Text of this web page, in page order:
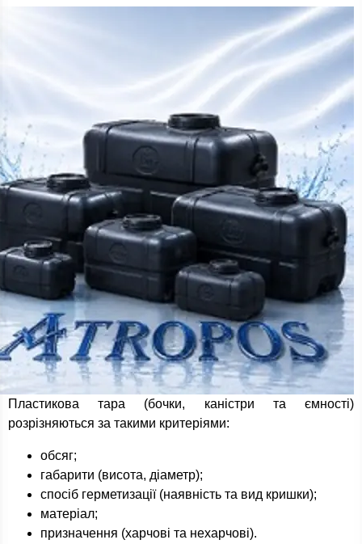
Пластикова тара (бочки, каністри та ємності)
розрізняються за такими критеріями:
обсяг;
габарити (висота, діаметр);
спосіб герметизації (наявність та вид кришки);
матеріал;
призначення (харчові та нехарчові).